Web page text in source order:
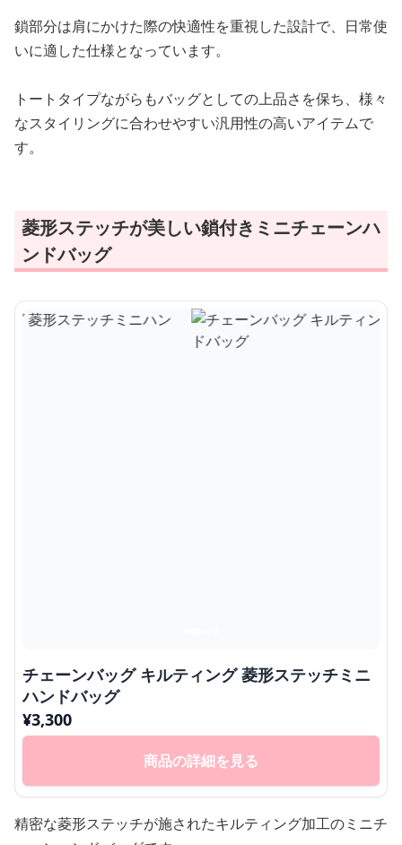
鎖部分は肩にかけた際の快適性を重視した設計で、日常使
いに適した仕様となっています。
トートタイプながらもバッグとしての上品さを保ち、様々
なスタイリングに合わせやすい汎用性の高いアイテムで
す。
菱形ステッチが美しい鎖付きミニチェーンハ
ンドバッグ
チェーンバッグ キルティング 菱形ステッチミニ
ハンドバッグ
¥3,300
商品の詳細を見る
精密な菱形ステッチが施されたキルティング加工のミニチ